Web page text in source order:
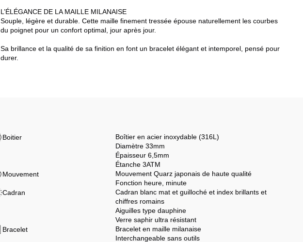
L’ÉLÉGANCE DE LA MAILLE MILANAISE
Souple, légère et durable. Cette maille finement tressée épouse naturellement les courbes
du poignet pour un confort optimal, jour après jour.
Sa brillance et la qualité de sa finition en font un bracelet élégant et intemporel, pensé pour
durer.
Boitier
Boîtier en acier inoxydable (316L)
Diamètre 33mm
Épaisseur 6,5mm
Étanche 3ATM
Mouvement
Mouvement Quarz japonais de haute qualité
Fonction heure, minute
Cadran
Cadran blanc mat et guilloché et index brillants et
chiffres romains
Aiguilles type dauphine
Verre saphir ultra résistant
Bracelet
Bracelet en maille milanaise
Interchangeable sans outils